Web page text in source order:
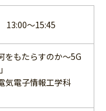
13:00～15:45
をもたらすのか～5G
電子情報工学科